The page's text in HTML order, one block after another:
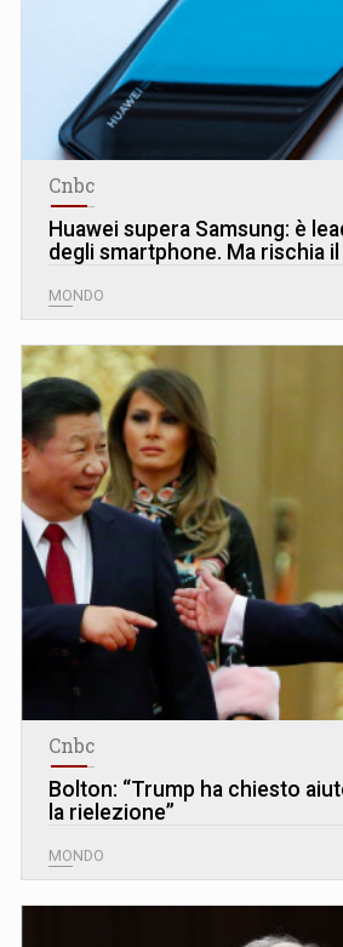
Cnbc
Huawei supera Samsung: è
degli smartphone. Ma rischia
MONDO
Cnbc
Bolton: “Trump ha chiesto
la rielezione”
MONDO